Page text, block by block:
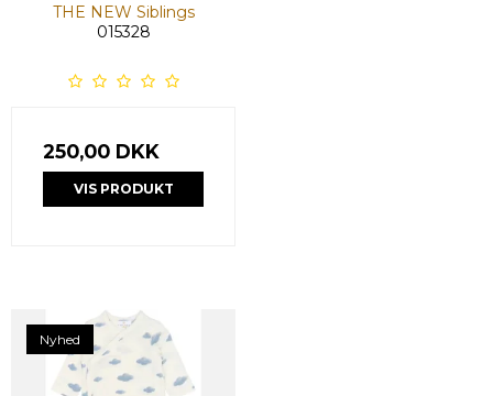
THE NEW Siblings
015328
250,00 DKK
VIS PRODUKT
Nyhed